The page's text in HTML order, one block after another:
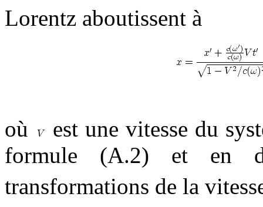
Lorentz aboutissent à
où
est une vitesse du
formule (A.2) et en
transformations de la